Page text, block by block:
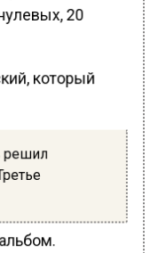
20
который
решил